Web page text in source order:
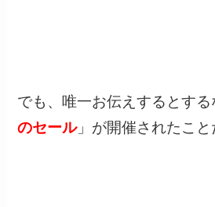
でも、唯一お伝えするとする
のセール」が開催されたこと